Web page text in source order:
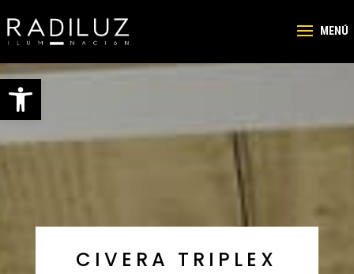
Abrir barra de herramientas
CIVERA TRIPLEX